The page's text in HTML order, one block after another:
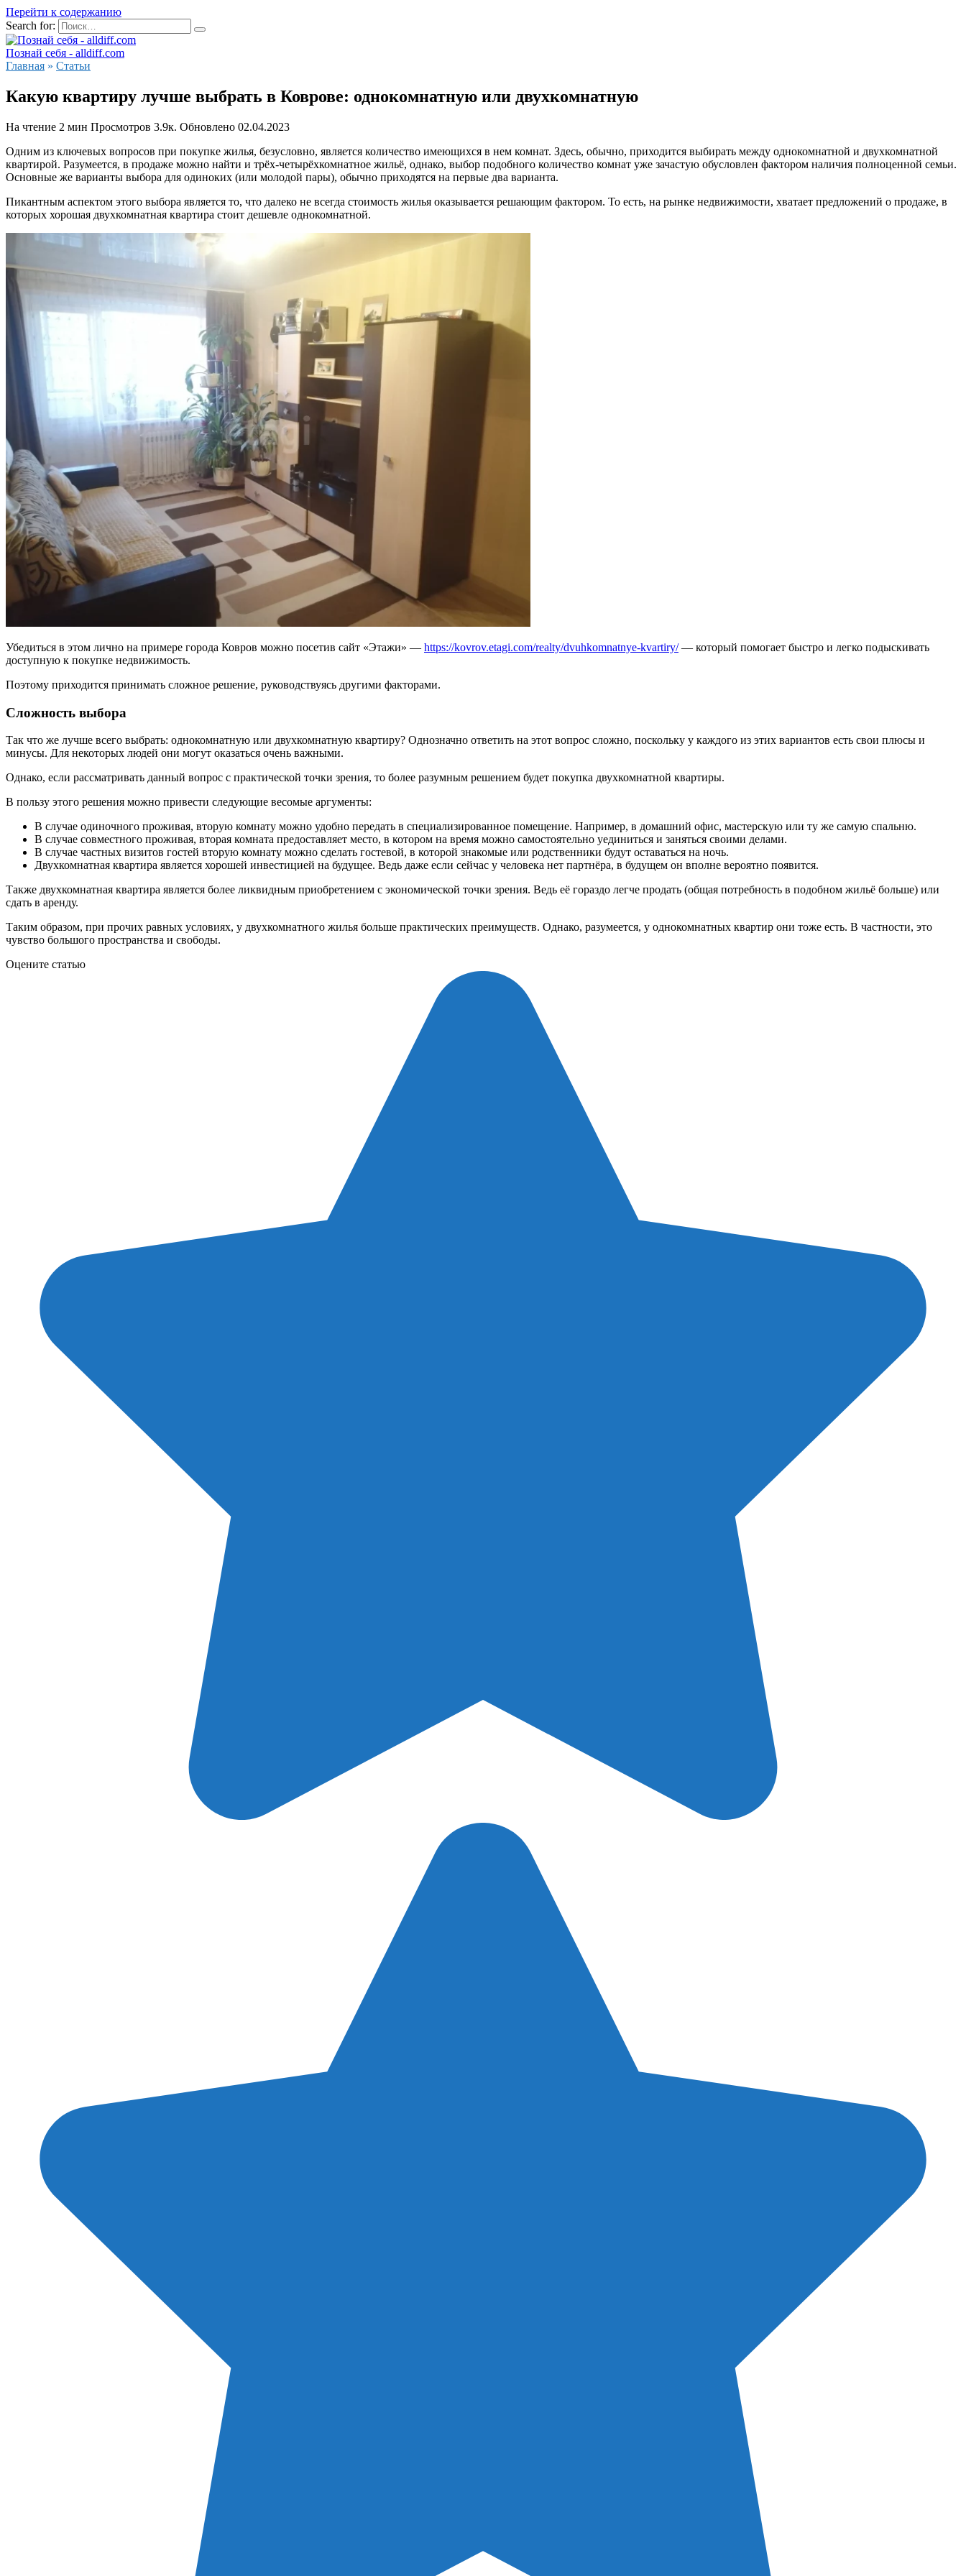
Перейти к содержанию
Search for:
Познай себя - alldiff.com
Главная » Статьи
Какую квартиру лучше выбрать в Коврове: однокомнатную или двухкомнатную
На чтение 2 мин Просмотров 3.9к. Обновлено 02.04.2023
Одним из ключевых вопросов при покупке жилья, безусловно, является количество имеющихся в нем комнат. Здесь, обычно, приходится выбирать между однокомнатной и двухкомнатной
квартирой. Разумеется, в продаже можно найти и трёх-четырёхкомнатное жильё, однако, выбор подобного количество комнат уже зачастую обусловлен фактором наличия полноценной семьи.
Основные же варианты выбора для одиноких (или молодой пары), обычно приходятся на первые два варианта.
Пикантным аспектом этого выбора является то, что далеко не всегда стоимость жилья оказывается решающим фактором. То есть, на рынке недвижимости, хватает предложений о продаже, в
которых хорошая двухкомнатная квартира стоит дешевле однокомнатной.
Убедиться в этом лично на примере города Ковров можно посетив сайт «Этажи» — https://kovrov.etagi.com/realty/dvuhkomnatnye-kvartiry/— который помогает быстро и легко подыскивать
доступную к покупке недвижимость.
Поэтому приходится принимать сложное решение, руководствуясь другими факторами.
Сложность выбора
Так что же лучше всего выбрать: однокомнатную или двухкомнатную квартиру? Однозначно ответить на этот вопрос сложно, поскольку у каждого из этих вариантов есть свои плюсы и
минусы. Для некоторых людей они могут оказаться очень важными.
Однако, если рассматривать данный вопрос с практической точки зрения, то более разумным решением будет покупка двухкомнатной квартиры.
В пользу этого решения можно привести следующие весомые аргументы:
В случае одиночного проживая, вторую комнату можно удобно передать в специализированное помещение. Например, в домашний офис, мастерскую или ту же самую спальню.
В случае совместного проживая, вторая комната предоставляет место, в котором на время можно самостоятельно уединиться и заняться своими делами.
В случае частных визитов гостей вторую комнату можно сделать гостевой, в которой знакомые или родственники будут оставаться на ночь.
Двухкомнатная квартира является хорошей инвестицией на будущее. Ведь даже если сейчас у человека нет партнёра, в будущем он вполне вероятно появится.
Также двухкомнатная квартира является более ликвидным приобретением с экономической точки зрения. Ведь её гораздо легче продать (общая потребность в подобном жильё больше) или
сдать в аренду.
Таким образом, при прочих равных условиях, у двухкомнатного жилья больше практических преимуществ. Однако, разумеется, у однокомнатных квартир они тоже есть. В частности, это
чувство большого пространства и свободы.
Оцените статью